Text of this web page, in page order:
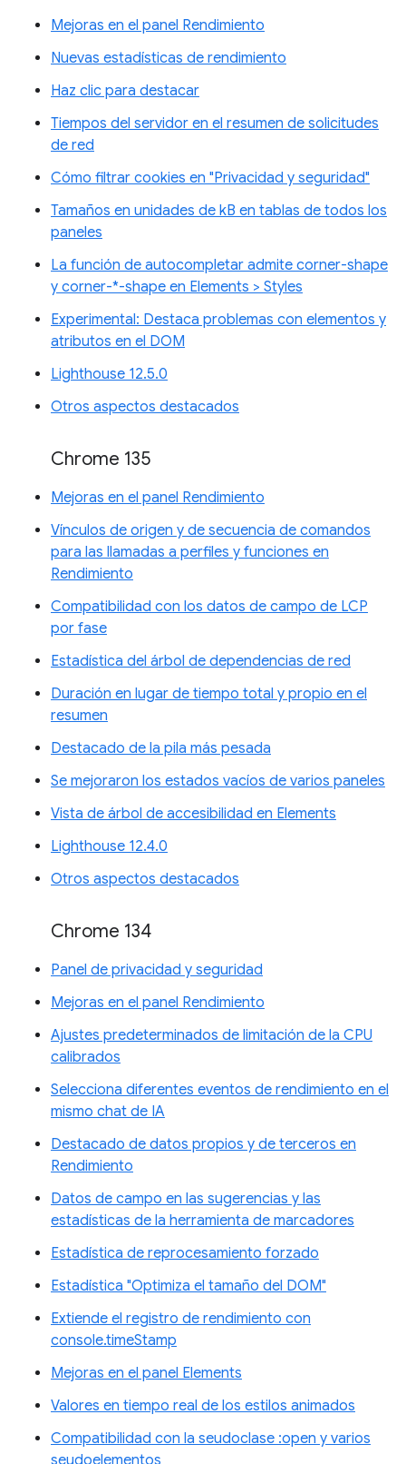
Mejoras en el panel Rendimiento
Nuevas estadísticas de rendimiento
Haz clic para destacar
Tiempos del servidor en el resumen de solicitudes
de red
Cómo filtrar cookies en "Privacidad y seguridad"
Tamaños en unidades de kB en tablas de todos los
paneles
La función de autocompletar admite corner-shape
y corner-*-shape en Elements > Styles
Experimental: Destaca problemas con elementos y
atributos en el DOM
Lighthouse 12.5.0
Otros aspectos destacados
Chrome 135
Mejoras en el panel Rendimiento
Vínculos de origen y de secuencia de comandos
para las llamadas a perfiles y funciones en
Rendimiento
Compatibilidad con los datos de campo de LCP
por fase
Estadística del árbol de dependencias de red
Duración en lugar de tiempo total y propio en el
resumen
Destacado de la pila más pesada
Se mejoraron los estados vacíos de varios paneles
Vista de árbol de accesibilidad en Elements
Lighthouse 12.4.0
Otros aspectos destacados
Chrome 134
Panel de privacidad y seguridad
Mejoras en el panel Rendimiento
Ajustes predeterminados de limitación de la CPU
calibrados
Selecciona diferentes eventos de rendimiento en el
mismo chat de IA
Destacado de datos propios y de terceros en
Rendimiento
Datos de campo en las sugerencias y las
estadísticas de la herramienta de marcadores
Estadística de reprocesamiento forzado
Estadística "Optimiza el tamaño del DOM"
Extiende el registro de rendimiento con
console.timeStamp
Mejoras en el panel Elements
Valores en tiempo real de los estilos animados
Compatibilidad con la seudoclase :open y varios